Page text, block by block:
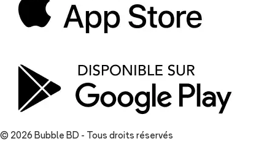
© 2026 Bubble BD - Tous droits réservés